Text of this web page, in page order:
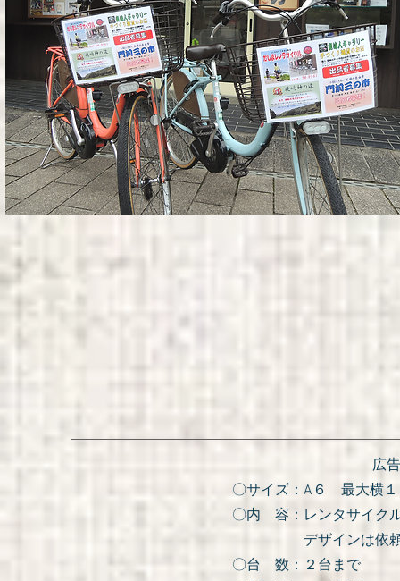
広
〇サイズ：A６ 最大横
〇内 容：レンタサイク
デザインは依頼者
〇台 数：２台まで